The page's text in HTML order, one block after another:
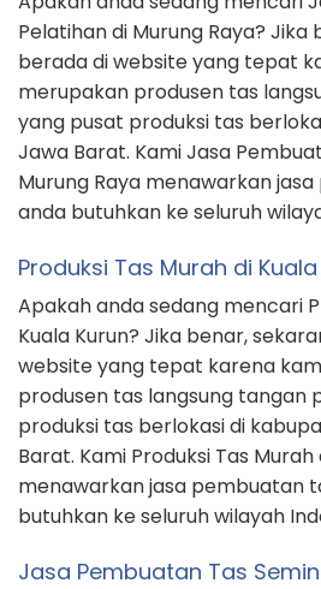
Pelatihan di Murung Raya?
berada di website yang tepat
merupakan produsen tas
yang pusat produksi tas
Jawa Barat. Kami Jasa
Murung Raya menawarkan
anda butuhkan ke seluruh
Produksi Tas Murah di
Apakah anda sedang mencari
Kuala Kurun? Jika benar,
website yang tepat karena
produsen tas langsung tangan
produksi tas berlokasi di
Barat. Kami Produksi Tas Murah
menawarkan jasa pembuatan
butuhkan ke seluruh wilayah
Jasa Pembuatan Tas